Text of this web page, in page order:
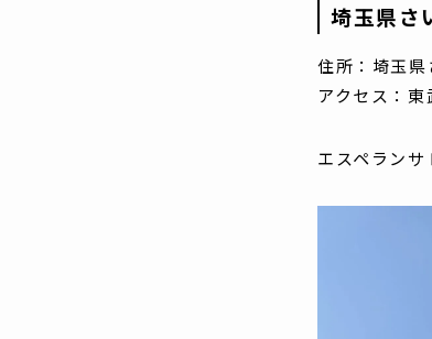
埼玉県さ
住所：埼玉
アクセス：
エスペラン